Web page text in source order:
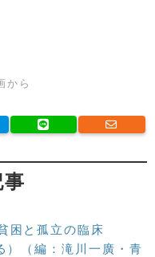
から
困と孤立の臨床
（編：滝川一廣・青